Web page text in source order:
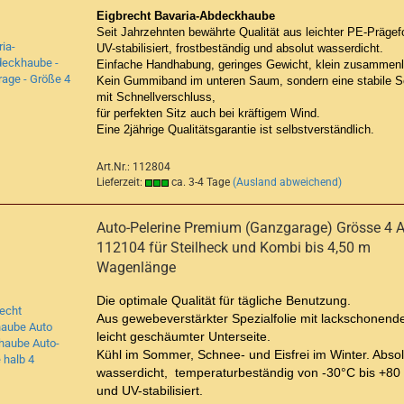
Eigbrecht Bavaria-Abdeckhaube
Seit Jahrzehnten bewährte Qualität aus leichter PE-
UV-stabilisiert, frostbeständig und absolut wasserdicht.
Einfache Handhabung, geringes Gewicht, klein
Kein Gummiband im unteren Saum, sondern eine stabile
mit Schnellverschluss,
für perfekten Sitz auch bei kräftigem Wind.
Eine 2jährige Qualitätsgarantie ist selbstverständlich.
Art.Nr.: 112804
Lieferzeit:
ca. 3-4 Tage (Ausland abweichend)
Auto-Pelerine Premium (Ganzgarage) Grösse 4
112104 für Steilheck und Kombi bis 4,50 m
Wagenlänge
Die optimale Qualität für tägliche Benutzung.
Aus gewebeverstärkter Spezialfolie mit
leicht geschäumter Unterseite.
Kühl im Sommer, Schnee- und Eisfrei im Winter.
wasserdicht, temperaturbeständig von -30°C bis +80
und UV-stabilisiert.